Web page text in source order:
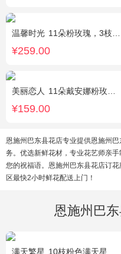
温馨时光 11朵粉玫瑰，3枝多头粉百合，黄莺搭配
¥259.00
美丽恋人 11朵戴安娜粉玫瑰，粉色满天星、尤加利绿叶搭配
¥159.00
恩施州巴东县花店专业提供恩施州
务。优选新鲜花材，专业花艺师亲
您的祝福语。恩施州巴东县花店订
区最快2小时鲜花配送上门！
恩施州巴
满天繁星 10枝粉色满天星